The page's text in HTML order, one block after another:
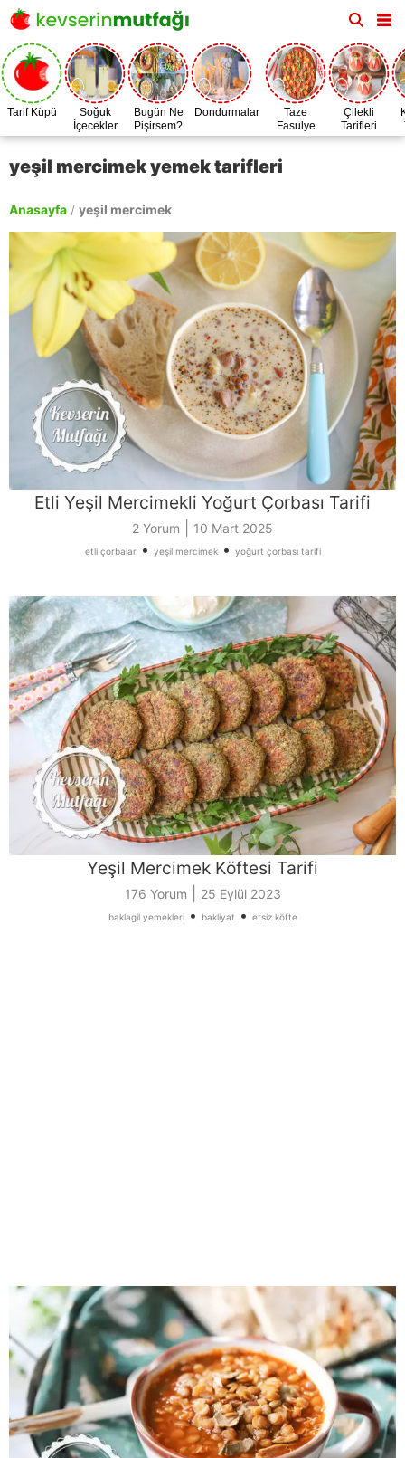
Tarif Küpü
Soğuk
İçecekler
Bugün Ne
Pişirsem?
Dondurmalar
Taze
Fasulye
Zamanı
Çilekli
Tarifleri
yeşil mercimek yemek tarifleri
Anasayfa / yeşil mercimek
Etli Yeşil Mercimekli Yoğurt Çorbası Tarifi
2 Yorum 10 Mart 2025
etli çorbalar• yeşil mercimek• yoğurt çorbası tarifi
Yeşil Mercimek Köftesi Tarifi
176 Yorum 25 Eylül 2023
baklagil yemekleri• bakliyat • etsiz köfte